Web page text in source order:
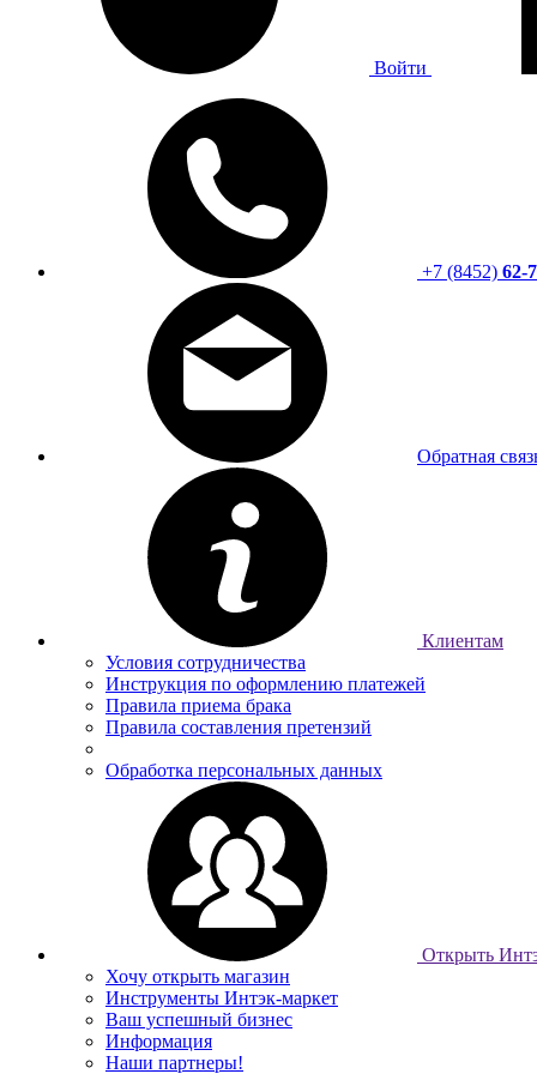
Войти
+7 (8452) 62-
Обратная
Клиентам
Условия сотрудничества
Инструкция по оформлению платежей
Правила приема брака
Правила составления претензий
Обработка персональных данных
Открыть
Хочу открыть магазин
Инструменты Интэк-маркет
Ваш успешный бизнес
Информация
Наши партнеры!